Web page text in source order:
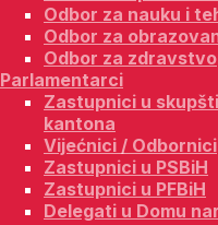
Odbor za nauku i
Odbor za
Odbor za zdravstvo
Parlamentarci
Zastupnici u
kantona
Vijećnici / Odbornici
Zastupnici u PSBiH
Zastupnici u PFBiH
Delegati u Domu